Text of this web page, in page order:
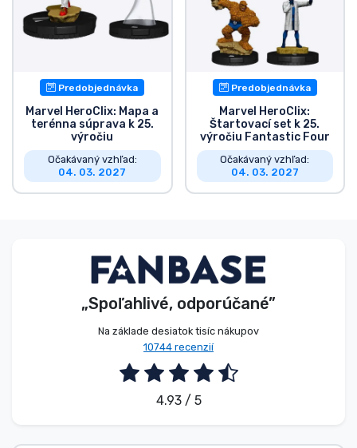
Predobjednávka
Marvel HeroClix: Mapa a
terénna súprava k 25.
výročiu
Očakávaný vzhľad:
04. 03. 2027
Predobjednávka
Marvel HeroClix:
Štartovací set k 25.
výročiu Fantastic Four
Očakávaný vzhľad:
04. 03. 2027
„Spoľahlivé, odporúčané”
Na základe desiatok tisíc nákupov
10744 recenzií
4.93 / 5